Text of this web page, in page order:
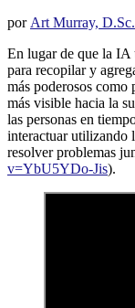
por Art Murray, D.Sc.
En lugar de que la IA
para recopilar y
más poderosos como
más visible hacia la
las personas en
interactuar utilizando
resolver problemas
v=YbU5YDo-Jis).